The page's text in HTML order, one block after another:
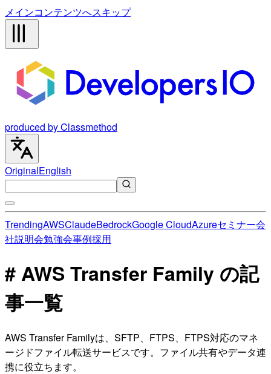
メインコンテンツへスキップ
produced by Classmethod
OriginalEnglish
TrendingAWSClaudeBedrockGoogle CloudAzureセミナー会
社説明会勉強会事例採用
# AWS Transfer Family の記
事一覧
AWS Transfer Familyは、SFTP、FTPS、FTPS対応のマネ
ージドファイル転送サービスです。ファイル共有やデータ連
携に役立ちます。